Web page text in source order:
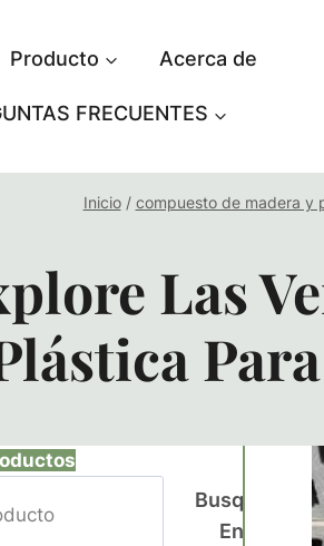
Producto Acerca de
FRECUENTES
Inicio / compuesto de madera y
Las
Busque
En